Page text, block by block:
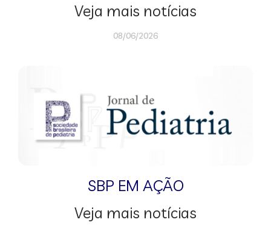
Veja mais notícias
08/06/2026
SBP EM AÇÃO
Veja mais notícias